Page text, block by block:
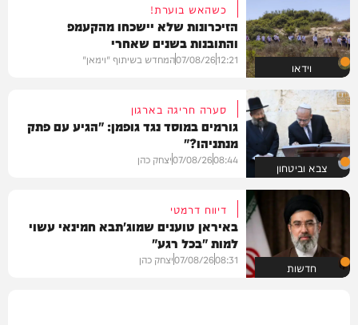
וידאו
כשהאש בוערת!
הזיכרונות שלא יישכחו מהקעמפ
והתובנות בשנים שאחרי
12:21
07/08/26המחדש בשיתוף "וימאן"
צבא וביטחון
סערה חריגה בארגון
גורמים במוסד נגד גופמן: "הגיע עם פתק
מנתניהו?"
08:44
07/08/26יצחק כהן
חדשות
דיווח דרמטי
באיראן טוענים שמוג'תבא חמינאי עשוי
למות "בכל רגע"
08:31
07/08/26יצחק כהן